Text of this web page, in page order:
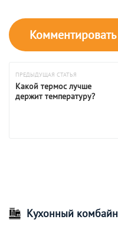
ПРЕДЫДУЩАЯ СТАТЬЯ
Какой термос лучше
держит температуру?
Кухонный комбайн